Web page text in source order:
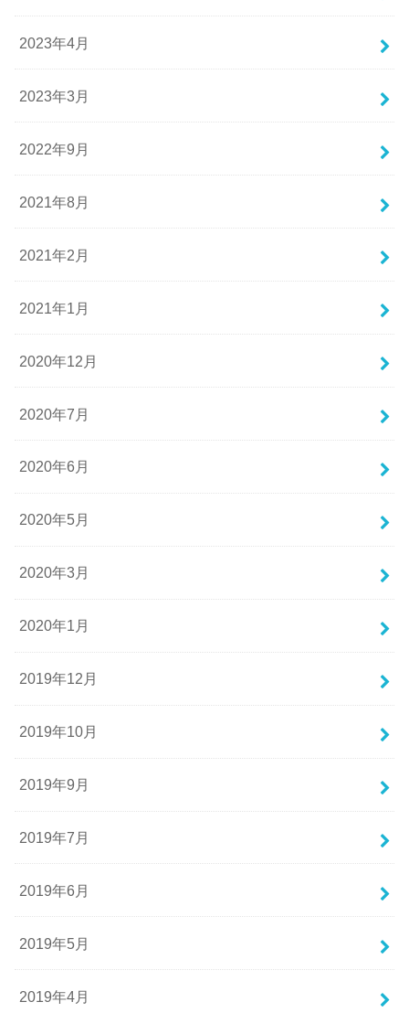
2023年4月
2023年3月
2022年9月
2021年8月
2021年2月
2021年1月
2020年12月
2020年7月
2020年6月
2020年5月
2020年3月
2020年1月
2019年12月
2019年10月
2019年9月
2019年7月
2019年6月
2019年5月
2019年4月